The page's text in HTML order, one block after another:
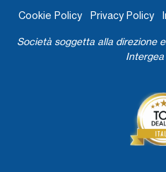
Cookie Policy Privacy Policy
Società soggetta alla direzione
Intergea